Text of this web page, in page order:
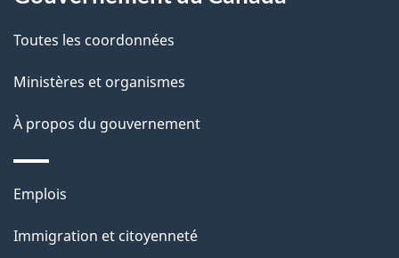
a
p
a
e
Toutes les coordonnées
Ministères et organismes
À propos du gouvernement
Thèmes
sujets
Emplois
Immigration et citoyenneté